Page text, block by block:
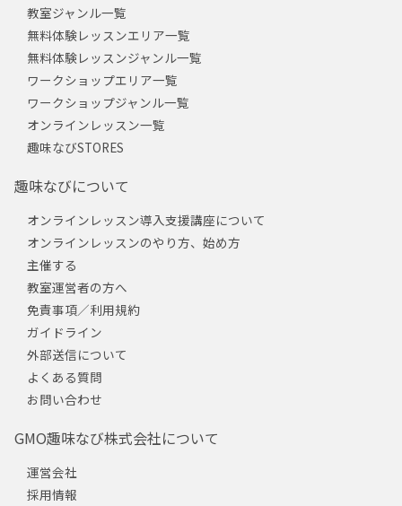
教室ジャンル一覧
無料体験レッスンエリア一覧
無料体験レッスンジャンル一覧
ワークショップエリア一覧
ワークショップジャンル一覧
オンラインレッスン一覧
趣味なびSTORES
趣味なびについて
オンラインレッスン導入支援講座について
オンラインレッスンのやり方、始め方
主催する
教室運営者の方へ
免責事項／利用規約
ガイドライン
外部送信について
よくある質問
お問い合わせ
GMO趣味なび株式会社について
運営会社
採用情報